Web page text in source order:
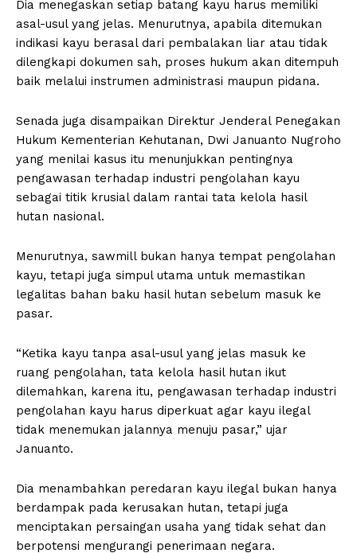
Dia menegaskan setiap batang kayu harus memiliki
asal-usul yang jelas. Menurutnya, apabila ditemukan
indikasi kayu berasal dari pembalakan liar atau tidak
dilengkapi dokumen sah, proses hukum akan ditempuh
baik melalui instrumen administrasi maupun pidana.
Senada juga disampaikan Direktur Jenderal Penegakan
Hukum Kementerian Kehutanan, Dwi Januanto Nugroho
yang menilai kasus itu menunjukkan pentingnya
pengawasan terhadap industri pengolahan kayu
sebagai titik krusial dalam rantai tata kelola hasil
hutan nasional.
Menurutnya, sawmill bukan hanya tempat pengolahan
kayu, tetapi juga simpul utama untuk memastikan
legalitas bahan baku hasil hutan sebelum masuk ke
pasar.
“Ketika kayu tanpa asal-usul yang jelas masuk ke
ruang pengolahan, tata kelola hasil hutan ikut
dilemahkan, karena itu, pengawasan terhadap industri
pengolahan kayu harus diperkuat agar kayu ilegal
tidak menemukan jalannya menuju pasar,” ujar
Januanto.
Dia menambahkan peredaran kayu ilegal bukan hanya
berdampak pada kerusakan hutan, tetapi juga
menciptakan persaingan usaha yang tidak sehat dan
berpotensi mengurangi penerimaan negara.